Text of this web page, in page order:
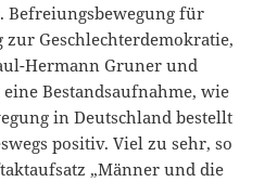
Befreiungsbewegung für
zur Geschlechterdemokratie,
Hermann Gruner und
Bestandsaufnahme, wie
in Deutschland bestellt
positiv. Viel zu sehr, so
„Männer und die